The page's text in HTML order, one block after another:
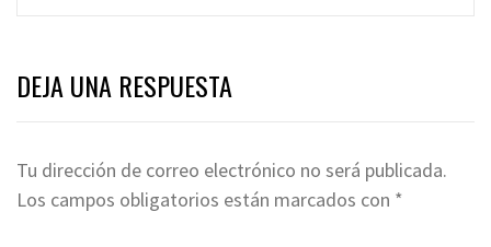
DEJA UNA RESPUESTA
Tu dirección de correo electrónico no será publicada.
Los campos obligatorios están marcados con *